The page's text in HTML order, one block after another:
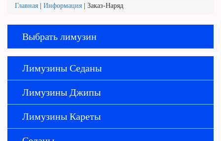
Главная Информация Заказ-Наряд
Выбрать лимузин
Лимузины Седаны
Лимузины Джипы
Лимузины Кареты